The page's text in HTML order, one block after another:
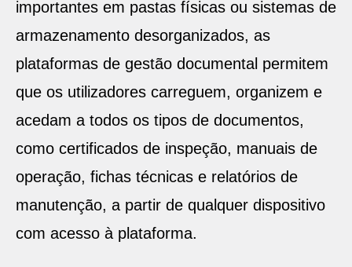
importantes em pastas físicas ou sistemas de
armazenamento desorganizados, as
plataformas de gestão documental permitem
que os utilizadores carreguem, organizem e
acedam a todos os tipos de documentos,
como certificados de inspeção, manuais de
operação, fichas técnicas e relatórios de
manutenção, a partir de qualquer dispositivo
com acesso à plataforma.